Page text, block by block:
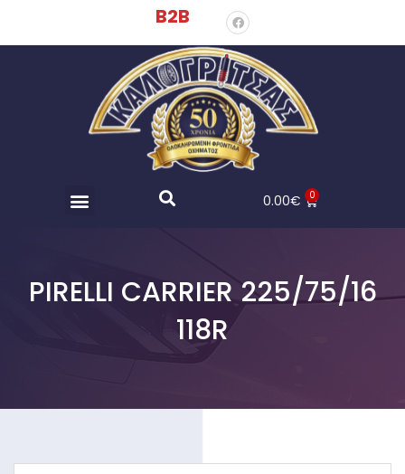
B2B
0.00€ 0
PIRELLI CARRIER 225/75/16
118R